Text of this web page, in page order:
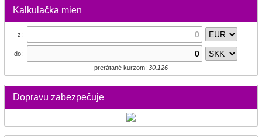
Kalkulačka mien
z:
do:
prerátané kurzom: 30.126
Dopravu zabezpečuje